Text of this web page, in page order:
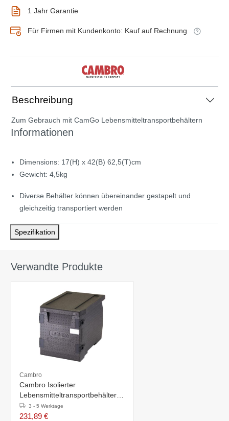
1 Jahr Garantie
Für Firmen mit Kundenkonto: Kauf auf Rechnung
Beschreibung
Zum Gebrauch mit CamGo Lebensmitteltransportbehältern
Informationen
Dimensions: 17(H) x 42(B) 62,5(T)cm
Gewicht: 4,5kg
Diverse Behälter können übereinander gestapelt und
gleichzeitig transportiert werden
Spezifikation
Verwandte Produkte
Cambro
Cambro Isolierter
Lebensmitteltransportbehälter -
3 - 5 Werktage
231,89 €